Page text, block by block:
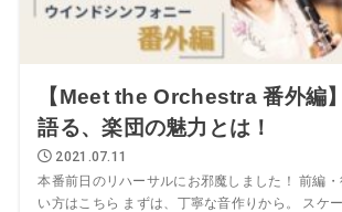
【Meet the Orchestra 番外編
語る、楽団の魅力とは！
2021.07.11
本番前日のリハーサルにお邪魔しました！ 前編
い方はこちら まずは、丁寧な音作りから。 スケ